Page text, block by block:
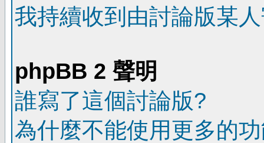
我持續收到由討論版某
phpBB 2 聲明
誰寫了這個討論版?
為什麼不能使用更多的